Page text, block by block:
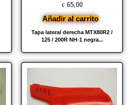
Tapa lateral derecha MTX80R2 /
125 / 200R NH-1 negra...
€ 65,00
Añadir al carrito